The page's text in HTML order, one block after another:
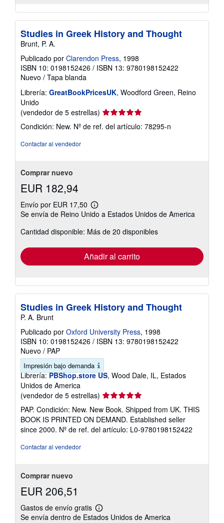
Studies in Greek History and Thought
Brunt, P. A.
Publicado por Clarendon Press, 1998
ISBN 10: 0198152426 / ISBN 13: 9780198152422
Nuevo / Tapa blanda
Librería: GreatBookPricesUK, Woodford Green, Reino
Unido
(vendedor de 5 estrellas) Calificación
del
vendedor:
Condición: New. Nº de ref. del artículo: 78295-n
Contactar al vendedor
Comprar nuevo
EUR 182,94
Envío por EUR 17,50
Más
información
las
envío
Se envía de Reino Unido a Estados Unidos de America
Cantidad disponible: Más de 20 disponibles
Añadir al carrito
Studies in Greek History and Thought
P. A. Brunt
Publicado por Oxford University Press, 1998
ISBN 10: 0198152426 / ISBN 13: 9780198152422
Nuevo / PAP
Impresión bajo demanda
Librería: PBShop.store US, Wood Dale, IL, Estados
Unidos de America
(vendedor de 5 estrellas) Calificación
del
vendedor:
5
de
PAP. Condición: New. New Book. Shipped from UK. THIS
BOOK IS PRINTED ON DEMAND. Established seller
since 2000. Nº de ref. del artículo: L0-9780198152422
Contactar al vendedor
Comprar nuevo
EUR 206,51
Gastos de envío gratis
Más
información
Se envía dentro de Estados Unidos de America